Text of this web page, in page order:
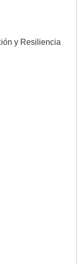
y Resiliencia